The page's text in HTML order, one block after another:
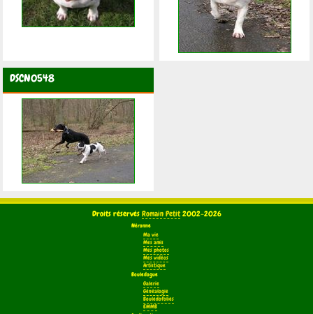
DSCN0548
Droits réservés Romain Petit2002-2026
Néronne
Ma vie
Mes amis
Mes photos
Mes vidéos
Artistique
Bouledogue
Galerie
Généalogie
Bouledofolies
EMMB